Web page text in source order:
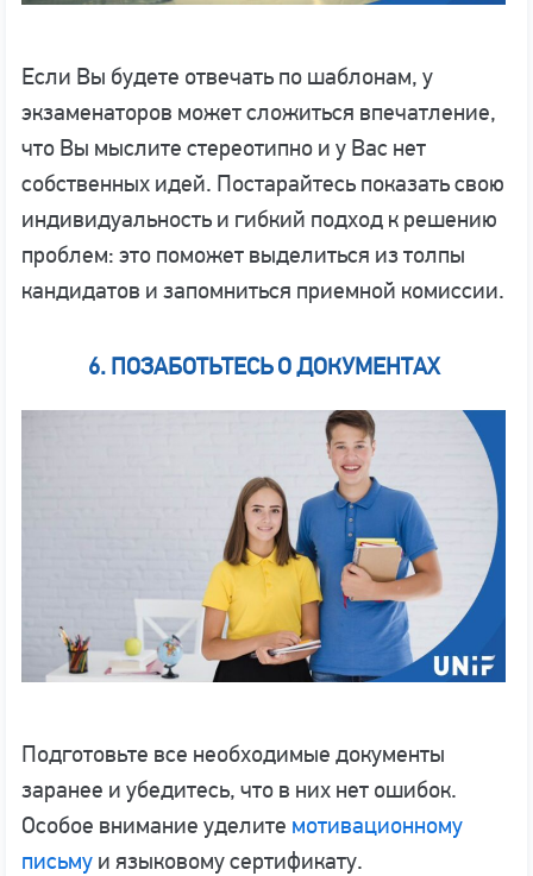
Если Вы будете отвечать по шаблонам, у
экзаменаторов может сложиться впечатление,
что Вы мыслите стереотипно и у Вас нет
собственных идей. Постарайтесь показать свою
индивидуальность и гибкий подход к решению
проблем: это поможет выделиться из толпы
кандидатов и запомниться приемной комиссии.
6. ПОЗАБОТЬТЕСЬ О ДОКУМЕНТАХ
Подготовьте все необходимые документы
заранее и убедитесь, что в них нет ошибок.
Особое внимание уделите мотивационному
письму и языковому сертификату.